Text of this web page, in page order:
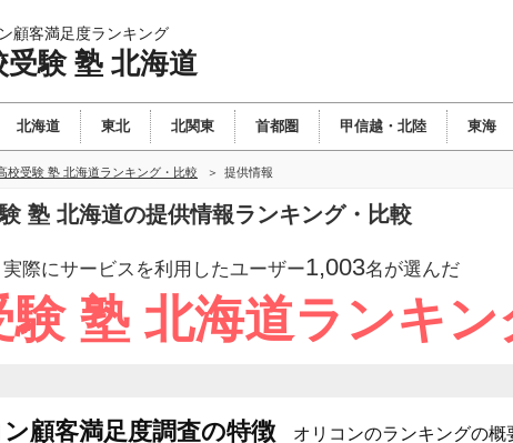
顧客満足度ランキング
受験 塾 北海道
北海道 東北 北関東 首都圏 甲信越・北陸 東海
校受験 塾 北海道ランキング・比較 提供情報
験 塾 北海道の提供情報ランキング・比較
実際にサービスを利用したユーザー1,003名が選んだ
験 塾 北海道ランキン
顧客満足度調査の特徴 オリコンのランキングの概